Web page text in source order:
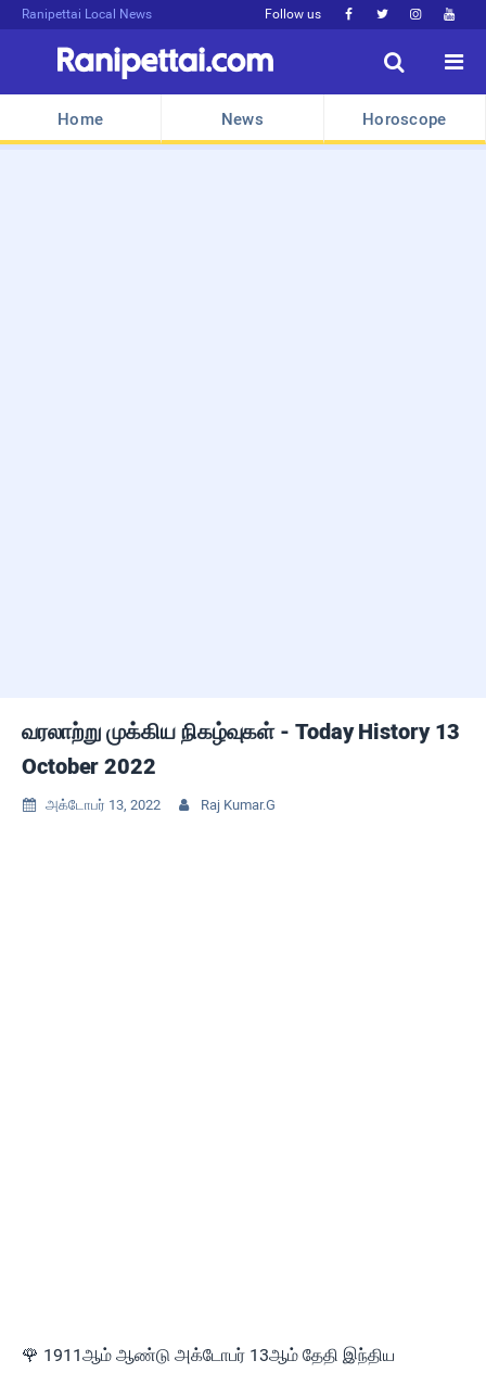
Ranipettai Local News Follow us    


Home News Horoscope
வரலாற்று முக்கிய நிகழ்வுகள் - Today History 13
October 2022
 அக்டோபர் 13, 2022  Raj Kumar.G
🌹 1911ஆம் ஆண்டு அக்டோபர் 13ஆம் தேதி இந்திய